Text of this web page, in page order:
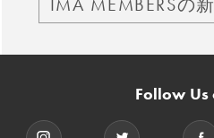
Follow Us